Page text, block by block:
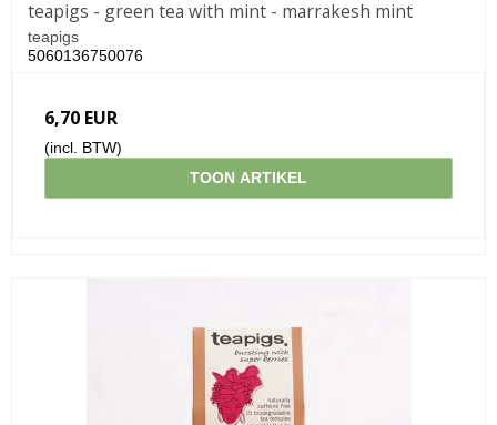
teapigs - green tea with mint - marrakesh mint
teapigs
5060136750076
6,70 EUR
(incl. BTW)
TOON ARTIKEL